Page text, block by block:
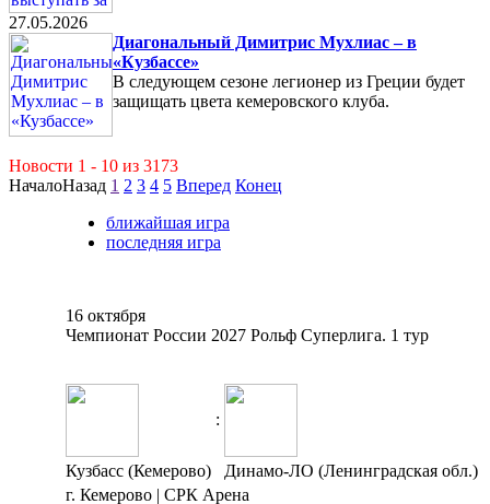
27.05.2026
Диагональный Димитрис Мухлиас – в
«Кузбассе»
В следующем сезоне легионер из Греции будет
защищать цвета кемеровского клуба.
Новости 1 - 10 из 3173
НачалоНазад 1 2 3 4 5 Вперед Конец
ближайшая игра
последняя игра
16 октября
Чемпионат России 2027 Рольф Суперлига. 1 тур
:
Кузбасс (Кемерово)
Динамо-ЛО (Ленинградская обл.)
г. Кемерово | СРК Арена